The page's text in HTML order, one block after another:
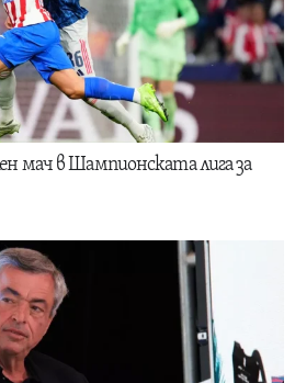
мач в Шампионската лига за